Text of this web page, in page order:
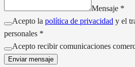
Mensaje *
Acepto la política de privacidad y el
personales *
Acepto recibir comunicaciones
Enviar mensaje